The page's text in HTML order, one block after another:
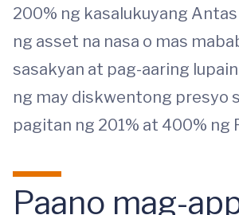
200% ng kasalukuyang
ng asset na nasa o mas
sasakyan at pag-aaring
ng may diskwentong presyo
pagitan ng 201% at 400% ng
Paano mag-